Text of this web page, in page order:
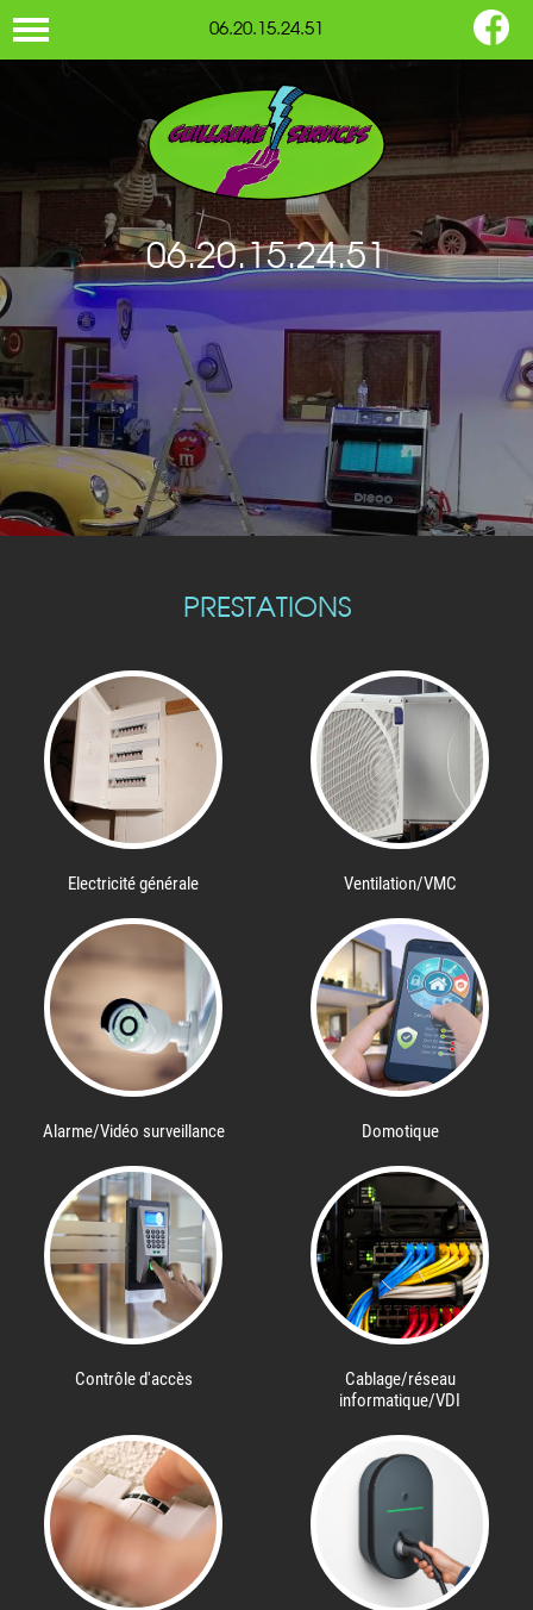
06.20.15.24.51
06.20.15.24.51
PRESTATIONS
Electricité générale Ventilation/VMC
Alarme/Vidéo surveillance Domotique
Contrôle d'accès
Cablage/réseau
informatique/VDI